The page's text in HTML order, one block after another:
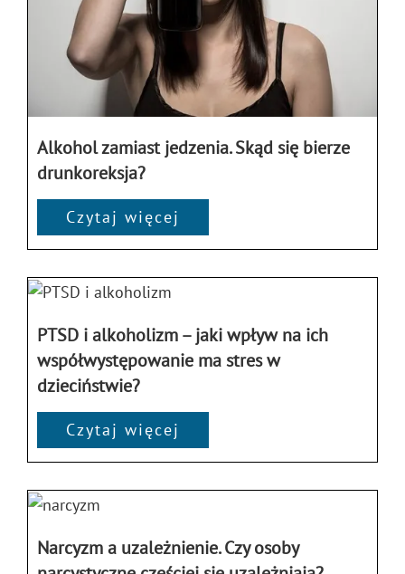
Alkohol zamiast jedzenia. Skąd się bierze
drunkoreksja?
Czytaj więcej
PTSD i alkoholizm – jaki wpływ na ich
współwystępowanie ma stres w
dzieciństwie?
Czytaj więcej
Narcyzm a uzależnienie. Czy osoby